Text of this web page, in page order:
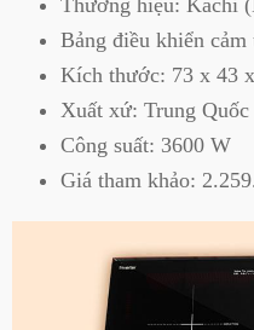
Thương hiệu: Kachi
Bảng điều khiển cảm
Kích thước: 73 x 43
Xuất xứ: Trung Quốc
Công suất: 3600 W
Giá tham khảo: